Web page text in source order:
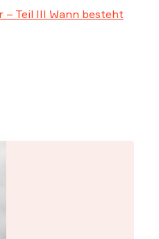
Teil III Wann besteht